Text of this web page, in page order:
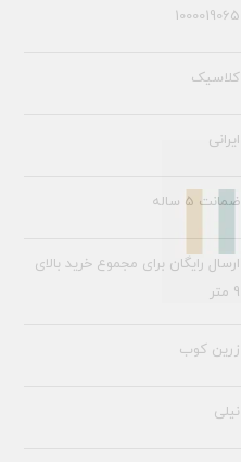
1000019065
کلاسیک
ایرانی
ضمانت 5 ساله
ارسال رایگان برای مجموع خرید بالای
9 متر
زرین کوب
نیلی